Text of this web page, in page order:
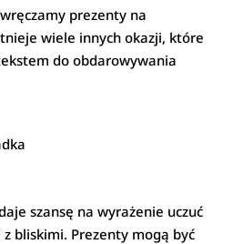
prezenty na
wiele innych okazji, które
do obdarowywania
szansę na wyrażenie uczuć
bliskimi. Prezenty mogą być